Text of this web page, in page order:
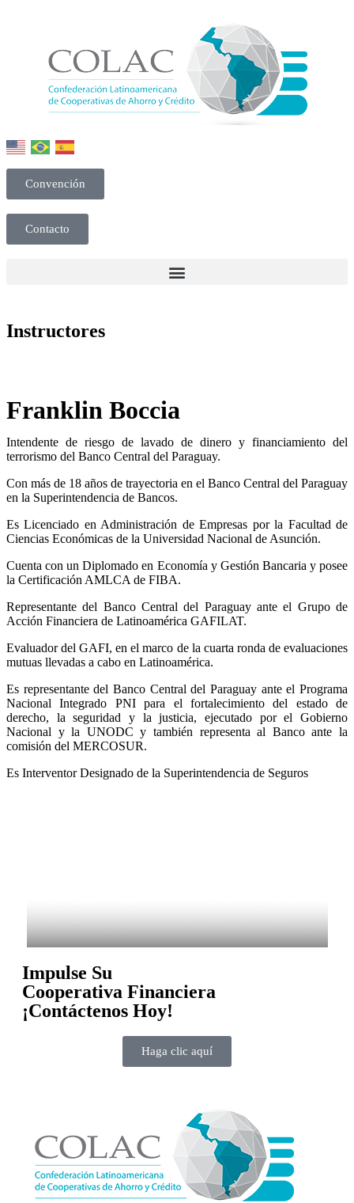
Convención
Contacto
Instructores
Franklin Boccia
Intendente de riesgo de lavado de dinero y financiamiento del
terrorismo del Banco Central del Paraguay.
Con más de 18 años de trayectoria en el Banco Central del Paraguay
en la Superintendencia de Bancos.
Es Licenciado en Administración de Empresas por la Facultad de
Ciencias Económicas de la Universidad Nacional de Asunción.
Cuenta con un Diplomado en Economía y Gestión Bancaria y posee
la Certificación AMLCA de FIBA.
Representante del Banco Central del Paraguay ante el Grupo de
Acción Financiera de Latinoamérica GAFILAT.
Evaluador del GAFI, en el marco de la cuarta ronda de evaluaciones
mutuas llevadas a cabo en Latinoamérica.
Es representante del Banco Central del Paraguay ante el Programa
Nacional Integrado PNI para el fortalecimiento del estado de
derecho, la seguridad y la justicia, ejecutado por el Gobierno
Nacional y la UNODC y también representa al Banco ante la
comisión del MERCOSUR.
Es Interventor Designado de la Superintendencia de Seguros
Impulse Su
Cooperativa Financiera
¡Contáctenos Hoy!
Haga clic aquí